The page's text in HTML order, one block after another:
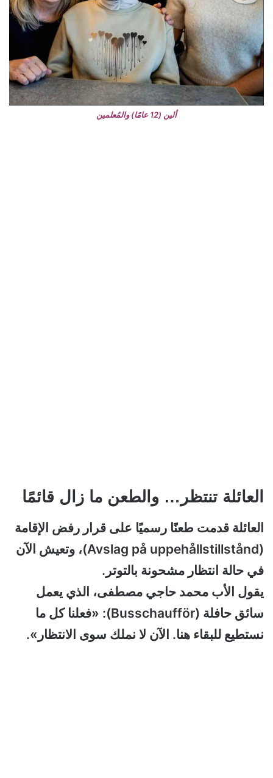
ألين (12 عامًا) والمُعلمين
العائلة تنتظر… والطعن ما زال قائمًا
العائلة قدمت طعنًا رسميًا على قرار رفض الإقامة
(Avslag på uppehållstillstånd)، وتعيش الآن
في حالة انتظار مشحونة بالتوتر.
يقول الأب محمد حاجي مصطفى، الذي يعمل
سائق حافلة (Busschaufför): «فعلنا كل ما
نستطيع للبقاء هنا. الآن لا نملك سوى الانتظار».